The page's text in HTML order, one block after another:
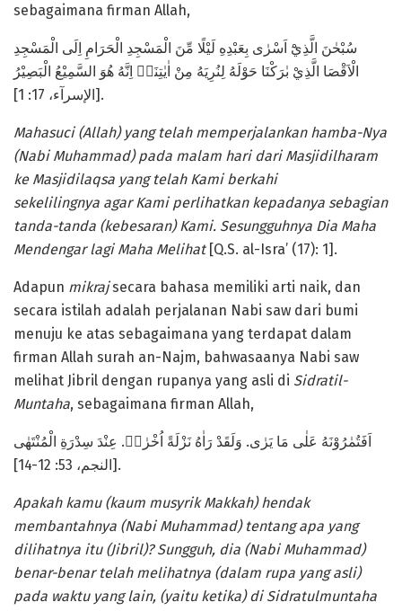
sebagaimana firman Allah,
سُبْحٰنَ الَّذِيْٓ اَسْرٰى بِعَبْدِهِ لَيْلًا مِّنَ الْمَسْجِدِ الْحَرَامِ اِلَى الْمَسْجِدِ
الْاَقْصَا الَّذِيْ بٰرَكْنَا حَوْلَهُ لِنُرِيَهُ مِنْ اٰيٰتِنَاۗ اِنَّهُ هُوَ السَّمِيْعُ الْبَصِيْرُ
[الإسرآء، 17: 1].
Mahasuci (Allah) yang telah memperjalankan hamba-Nya
(Nabi Muhammad) pada malam hari dari Masjidilharam
ke Masjidilaqsa yang telah Kami berkahi
sekelilingnya agar Kami perlihatkan kepadanya sebagian
tanda-tanda (kebesaran) Kami. Sesungguhnya Dia Maha
Mendengar lagi Maha Melihat[Q.S. al-Isra’ (17): 1].
Adapun mikrajsecara bahasa memiliki arti naik, dan
secara istilah adalah perjalanan Nabi saw dari bumi
menuju ke atas sebagaimana yang terdapat dalam
firman Allah surah an-Najm, bahwasaanya Nabi saw
melihat Jibril dengan rupanya yang asli di Sidratil-
Muntaha, sebagaimana firman Allah,
اَفَتُمٰرُوْنَهُ عَلٰى مَا يَرٰى. وَلَقَدْ رَاٰهُ نَزْلَةً اُخْرٰىۙ. عِنْدَ سِدْرَةِ الْمُنْتَهٰى
[النجم، 53: 12-14].
Apakah kamu (kaum musyrik Makkah) hendak
membantahnya (Nabi Muhammad) tentang apa yang
dilihatnya itu (Jibril)? Sungguh, dia (Nabi Muhammad)
benar-benar telah melihatnya (dalam rupa yang asli)
pada waktu yang lain, (yaitu ketika) di Sidratulmuntaha